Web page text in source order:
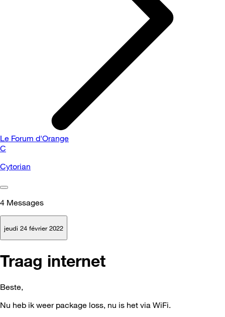
Le Forum d'Orange
C
Cytorian
4 Messages
jeudi 24 février 2022
Traag internet
Beste,
Nu heb ik weer package loss, nu is het via WiFi.